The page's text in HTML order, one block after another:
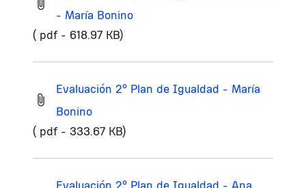
- María Bonino
( pdf - 618.97 KB)
Evaluación 2º Plan de Igualdad - María
Bonino
( pdf - 333.67 KB)
Evaluación 2º Plan de Igualdad - Ana